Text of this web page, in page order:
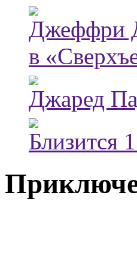
Джеффри
в
Джаред
Близится